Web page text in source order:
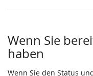
Wenn Sie
haben
Wenn Sie den Status